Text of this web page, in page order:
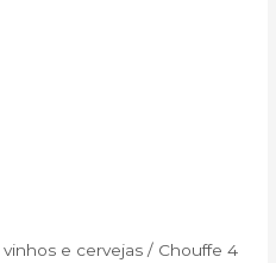
e cervejas / Chouffe 4